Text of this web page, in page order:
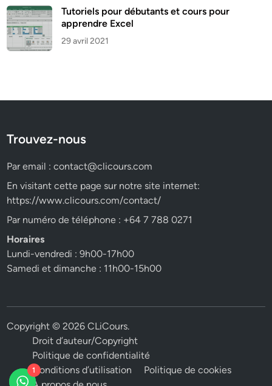
Tutoriels pour débutants et cours pour
apprendre Excel
29 avril 2021
Trouvez-nous
Par email :contact@clicours.com
En visitant cette page sur notre site internet:
https://www.clicours.com/contact/
Par numéro de téléphone : +64 7 788 0271
Horaires
Lundi-vendredi : 9h00-17h00
Samedi et dimanche : 11h00-15h00
Copyright © 2026CLiCours.
Droit d’auteur/Copyright
Politique de confidentialité
Conditions d’utilisation
Politique de cookies
1